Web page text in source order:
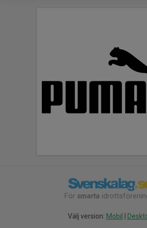
För smarta
Välj version: Mobil